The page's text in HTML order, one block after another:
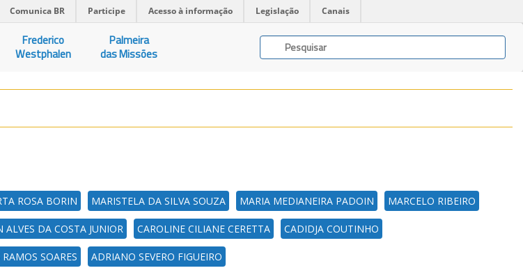
Comunica BR Participe Acesso à informação Legislação Canais
Frederico
Westphalen
Palmeira
das Missões
ROSA BORIN MARISTELA DA SILVA SOUZA MARIA MEDIANEIRA PADOIN MARCELO RIBEIRO
ALVES DA COSTA JUNIOR CAROLINE CILIANE CERETTA CADIDJA COUTINHO
SOARES ADRIANO SEVERO FIGUEIRO